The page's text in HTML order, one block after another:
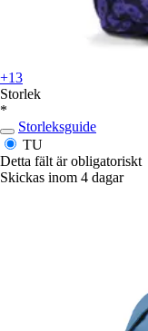
+13
Storlek
*
Storleksguide
TU
Detta fält är obligatoriskt
Skickas inom 4 dagar